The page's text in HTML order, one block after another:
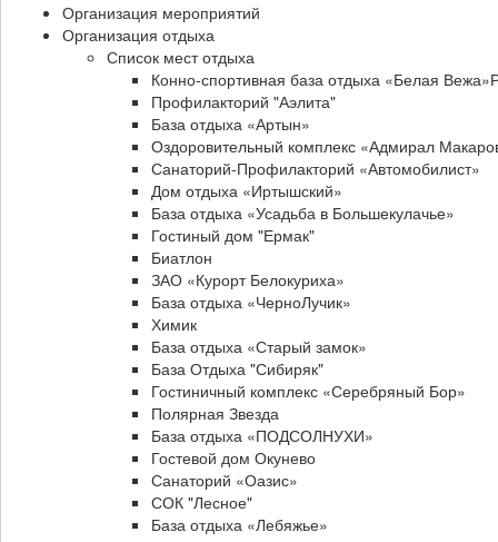
Организация мероприятий
Организация отдыха
Список мест отдыха
Конно-спортивная база отдыха «Белая
Профилакторий "Аэлита"
База отдыха «Артын»
Оздоровительный комплекс «Адмирал
Санаторий-Профилакторий «Автомобилист»
Дом отдыха «Иртышский»
База отдыха «Усадьба в Большекулачье»
Гостиный дом "Ермак"
Биатлон
ЗАО «Курорт Белокуриха»
База отдыха «ЧерноЛучик»
Химик
База отдыха «Старый замок»
База Отдыха "Сибиряк"
Гостиничный комплекс «Серебряный Бор»
Полярная Звезда
База отдыха «ПОДСОЛНУХИ»
Гостевой дом Окунево
Санаторий «Оазис»
СОК "Лесное"
База отдыха «Лебяжье»